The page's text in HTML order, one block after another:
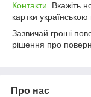
Контакти . Вкажіть
картки
Зазвичай гроші
рішення про
Про нас